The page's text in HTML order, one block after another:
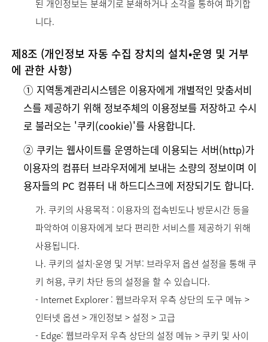
된 개인정보는 분쇄기로 분쇄하거나 소각을 통하여 파기합
니다.
제8조 (개인정보 자동 수집 장치의 설치•운영 및 거부
에 관한 사항)
➀ 지역통계관리시스템은 이용자에게 개별적인 맞춤서비
스를 제공하기 위해 정보주체의 이용정보를 저장하고 수시
로 불러오는 '쿠키(cookie)'를 사용합니다.
➁ 쿠키는 웹사이트를 운영하는데 이용되는 서버(http)가
이용자의 컴퓨터 브라우저에게 보내는 소량의 정보이며 이
용자들의 PC 컴퓨터 내 하드디스크에 저장되기도 합니다.
가. 쿠키의 사용목적 : 이용자의 접속빈도나 방문시간 등을
파악하여 이용자에게 보다 편리한 서비스를 제공하기 위해
사용됩니다.
나. 쿠키의 설치·운영 및 거부: 브라우저 옵션 설정을 통해 쿠
키 허용, 쿠키 차단 등의 설정을 할 수 있습니다.
- Internet Explorer : 웹브라우저 우측 상단의 도구 메뉴 >
인터넷 옵션 > 개인정보 > 설정 > 고급
- Edge: 웹브라우저 우측 상단의 설정 메뉴 > 쿠키 및 사이